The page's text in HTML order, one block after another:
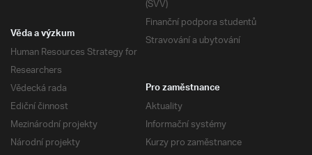
(SVV)
Finanční podpora studentů
Stravování a ubytování
Věda a výzkum
Human Resources Strategy for
Researchers
Vědecká rada
Ediční činnost
Mezinárodní projekty
Národní projekty
Pro zaměstnance
Aktuality
Informační systémy
Kurzy pro zaměstnance